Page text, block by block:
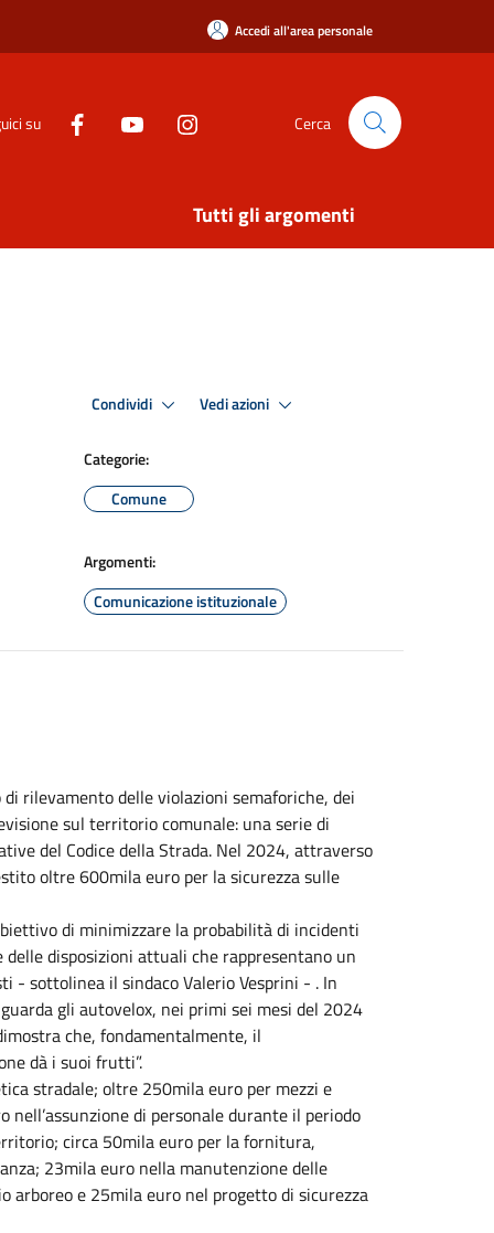
Accedi all'area personale
su Cerca
Tutti gli argomenti
Condividi Vedi azioni
Categorie:
Comune
Argomenti:
Comunicazione istituzionale
rilevamento delle violazioni semaforiche, dei
sul territorio comunale: una serie di
del Codice della Strada. Nel 2024, attraverso
oltre 600mila euro per la sicurezza sulle
di minimizzare la probabilità di incidenti
disposizioni attuali che rappresentano un
- sottolinea il sindaco Valerio Vesprini - . In
gli autovelox, nei primi sei mesi del 2024
che, fondamentalmente, il
dà i suoi frutti”.
stradale; oltre 250mila euro per mezzi e
di personale durante il periodo
circa 50mila euro per la fornitura,
23mila euro nella manutenzione delle
e 25mila euro nel progetto di sicurezza